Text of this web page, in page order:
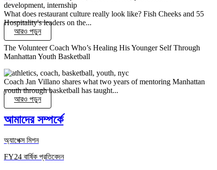
What does restaurant culture really look like? Fish Cheeks and 55
Hospitality's leaders on the...
আরও পড়ুন
The Volunteer Coach Who’s Healing His Younger Self Through
Manhattan Youth Basketball
Coach Jan Villano shares what two years of mentoring Manhattan
youth through basketball has taught...
আরও পড়ুন
আমাদের সম্পর্কে
অ্যাপেক্স মিশন
FY24 বার্ষিক প্রতিবেদন